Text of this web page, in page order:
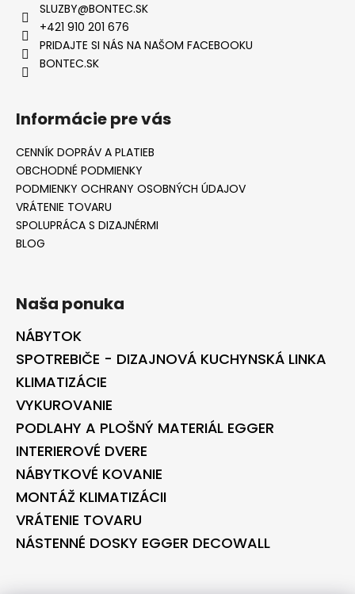
SLUZBY@BONTEC.SK
+421 910 201 676
PRIDAJTE SI NÁS NA NAŠOM FACEBOOKU
BONTEC.SK
Informácie pre vás
CENNÍK DOPRÁV A PLATIEB
OBCHODNÉ PODMIENKY
PODMIENKY OCHRANY OSOBNÝCH ÚDAJOV
VRÁTENIE TOVARU
SPOLUPRÁCA S DIZAJNÉRMI
BLOG
Naša ponuka
NÁBYTOK
SPOTREBIČE - DIZAJNOVÁ KUCHYNSKÁ LINKA
KLIMATIZÁCIE
VYKUROVANIE
PODLAHY A PLOŠNÝ MATERIÁL EGGER
INTERIEROVÉ DVERE
NÁBYTKOVÉ KOVANIE
MONTÁŽ KLIMATIZÁCII
VRÁTENIE TOVARU
NÁSTENNÉ DOSKY EGGER DECOWALL